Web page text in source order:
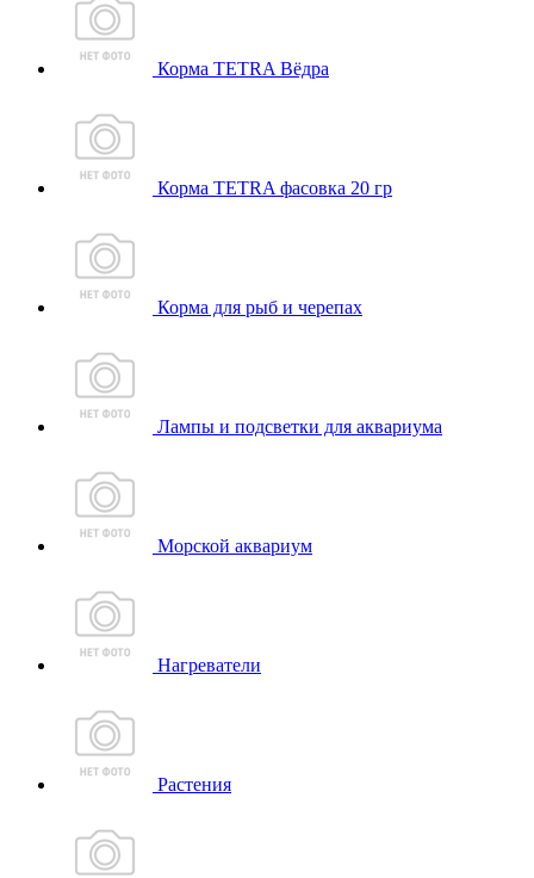
Корма TETRA Вёдра
Корма TETRA фасовка 20 гр
Корма для рыб и черепах
Лампы и подсветки для аквариума
Морской аквариум
Нагреватели
Растения